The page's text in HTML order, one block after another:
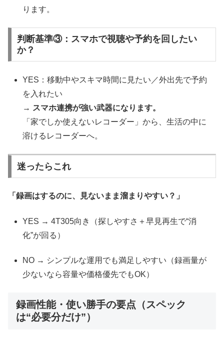
ります。
判断基準③：スマホで視聴や予約を回したい
か？
YES：移動中やスキマ時間に見たい／外出先で予約
を入れたい
→ スマホ連携が強い武器になります。
「家でしか使えないレコーダー」から、生活の中に
溶けるレコーダーへ。
迷ったらこれ
「録画はするのに、見ないまま溜まりやすい？」
YES → 4T305向き（探しやすさ＋早見再生で“消
化”が回る）
NO → シンプルな運用でも満足しやすい（録画量が
少ないなら容量や価格優先でもOK）
録画性能・使い勝手の要点（スペック
は“必要分だけ”）